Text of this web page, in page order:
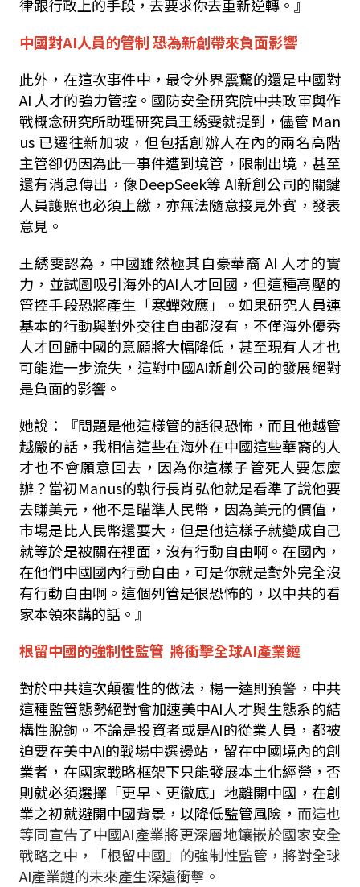
律跟行政上的手段，去要求你去重新逆轉。』
中國對AI人員的管制 恐為新創帶來負面影響
此外，在這次事件中，最令外界震驚的還是中國對
AI 人才的強力管控。國防安全研究院中共政軍與作
戰概念研究所助理研究員王綉雯就提到，儘管 Man
us 已遷往新加坡，但包括創辦人在內的兩名高階
主管卻仍因為此一事件遭到境管，限制出境，甚至
還有消息傳出，像DeepSeek等 AI新創公司的關鍵
人員護照也必須上繳，亦無法隨意接見外賓，發表
意見。
王綉雯認為，中國雖然極其自豪華裔 AI 人才的實
力，並試圖吸引海外的AI人才回國，但這種高壓的
管控手段恐將產生「寒蟬效應」。如果研究人員連
基本的行動與對外交往自由都沒有，不僅海外優秀
人才回歸中國的意願將大幅降低，甚至現有人才也
可能進一步流失，這對中國AI新創公司的發展絕對
是負面的影響。
她說：『問題是他這樣管的話很恐怖，而且他越管
越嚴的話，我相信這些在海外在中國這些華裔的人
才也不會願意回去，因為你這樣子管死人要怎麼
辦？當初Manus的執行長肖弘他就是看準了說他要
去賺美元，他不是瞄準人民幣，因為美元的價值，
市場是比人民幣還要大，但是他這樣子就變成自己
就等於是被關在裡面，沒有行動自由啊。在國內，
在他們中國國內行動自由，可是你就是對外完全沒
有行動自由啊。這個列管是很恐怖的，以中共的看
家本領來講的話。』
根留中國的強制性監管 將衝擊全球AI產業鏈
對於中共這次顛覆性的做法，楊一逵則預警，中共
這種監管態勢絕對會加速美中AI人才與生態系的結
構性脫鉤。不論是投資者或是AI的從業人員，都被
迫要在美中AI的戰場中選邊站，留在中國境內的創
業者，在國家戰略框架下只能發展本土化經營，否
則就必須選擇「更早、更徹底」地離開中國，在創
業之初就避開中國背景，以降低監管風險， 而這也
等同宣告了中國AI產業將更深層地鑲嵌於國家安全
戰略之中，「根留中國」的強制性監管，將對全球
AI產業鏈的未來產生深遠衝擊。